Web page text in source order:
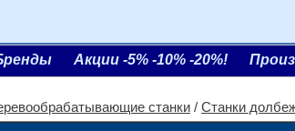
Акции -5% -10% -20%!
станки / Станки